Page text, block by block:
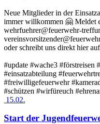
Neue Mitglieder in der
immer willkommen 🤗 Meldet
wehrfuehrer@feuerwehr-
oder schreibt uns direkt hier
#update #wache3 #förstreisen
#einsatzabteilung
#freiwilligefeuerwehr
#schützen #wirfüreuch
15.02.
Start der